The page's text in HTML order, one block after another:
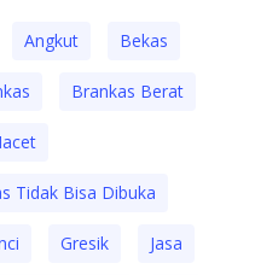
Angkut Bekas
Brankas Berat
Tidak Bisa Dibuka
Gresik Jasa